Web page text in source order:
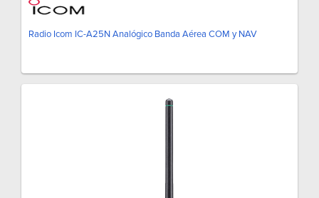
Radio Icom IC-A25N Analógico Banda Aérea COM y NAV